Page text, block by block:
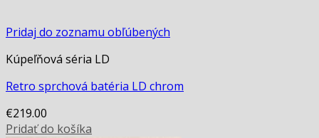
Pridaj do zoznamu obľúbených
Kúpeľňová séria LD
Retro sprchová batéria LD chrom
€219.00
Pridať do košíka